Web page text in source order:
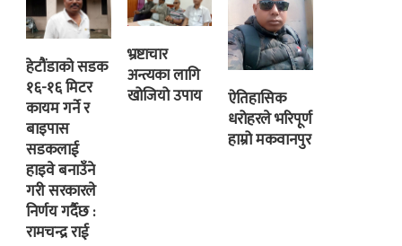
हेटौंडाको सडक
१६-१६ मिटर
कायम गर्ने र
बाइपास
सडकलाई
हाइवे बनाउँने
गरी सरकारले
निर्णय गर्दैछ :
रामचन्द्र राई
भ्रष्टाचार
अन्त्यका लागि
खोजियो उपाय
ऐतिहासिक
धरोहरले भरिपूर्ण
हाम्रो मकवानपुर